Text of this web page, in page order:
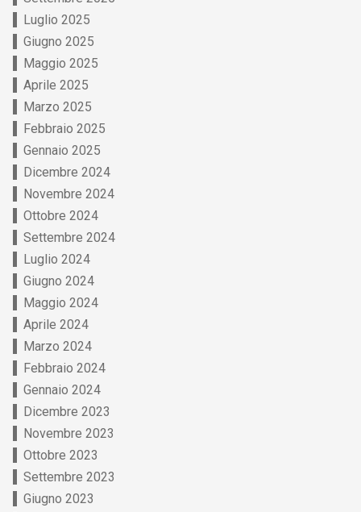
Luglio 2025
Giugno 2025
Maggio 2025
Aprile 2025
Marzo 2025
Febbraio 2025
Gennaio 2025
Dicembre 2024
Novembre 2024
Ottobre 2024
Settembre 2024
Luglio 2024
Giugno 2024
Maggio 2024
Aprile 2024
Marzo 2024
Febbraio 2024
Gennaio 2024
Dicembre 2023
Novembre 2023
Ottobre 2023
Settembre 2023
Giugno 2023